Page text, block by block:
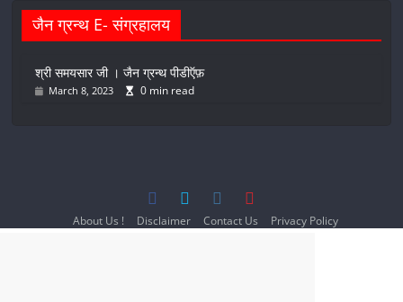
जैन ग्रन्थ E- संग्रहालय
श्री समयसार जी । जैन ग्रन्थ पीडीऍफ़
March 8, 2023 0 min read
About Us ! Disclaimer Contact Us
Privacy Policy